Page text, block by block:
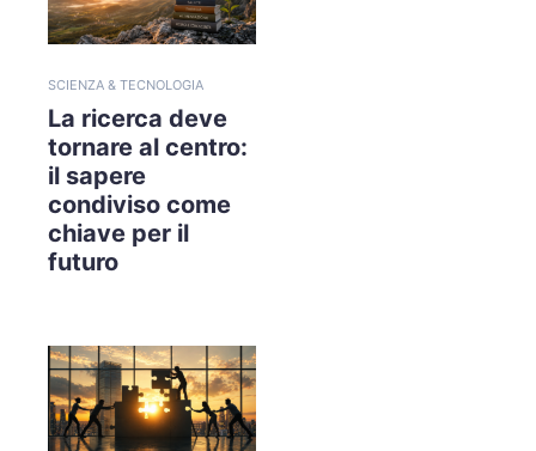
SCIENZA & TECNOLOGIA
La ricerca deve
tornare al centro:
il sapere
condiviso come
chiave per il
futuro